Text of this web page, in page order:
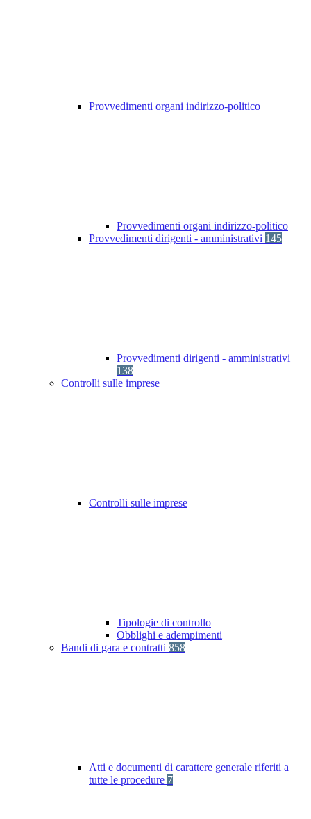
Provvedimenti organi indirizzo-politico
Provvedimenti organi indirizzo-politico
Provvedimenti dirigenti - amministrativi 145
Provvedimenti dirigenti - amministrativi
138
Controlli sulle imprese
Controlli sulle imprese
Tipologie di controllo
Obblighi e adempimenti
Bandi di gara e contratti 858
Atti e documenti di carattere generale riferiti a
tutte le procedure 7